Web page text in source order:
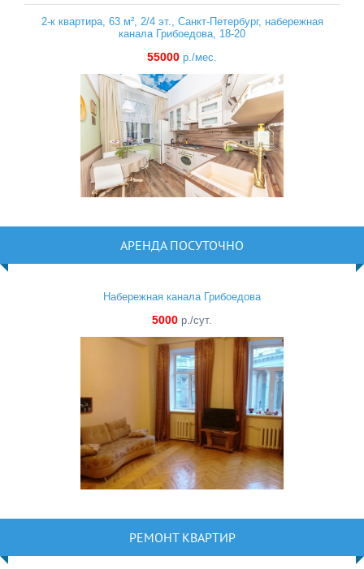
2-к квартира, 63 м², 2/4 эт., Санкт-Петербург, набережная
канала Грибоедова, 18-20
55000 р./мес.
АРЕНДА ПОСУТОЧНО
Набережная канала Грибоедова
5000 р./сут.
РЕМОНТ КВАРТИР